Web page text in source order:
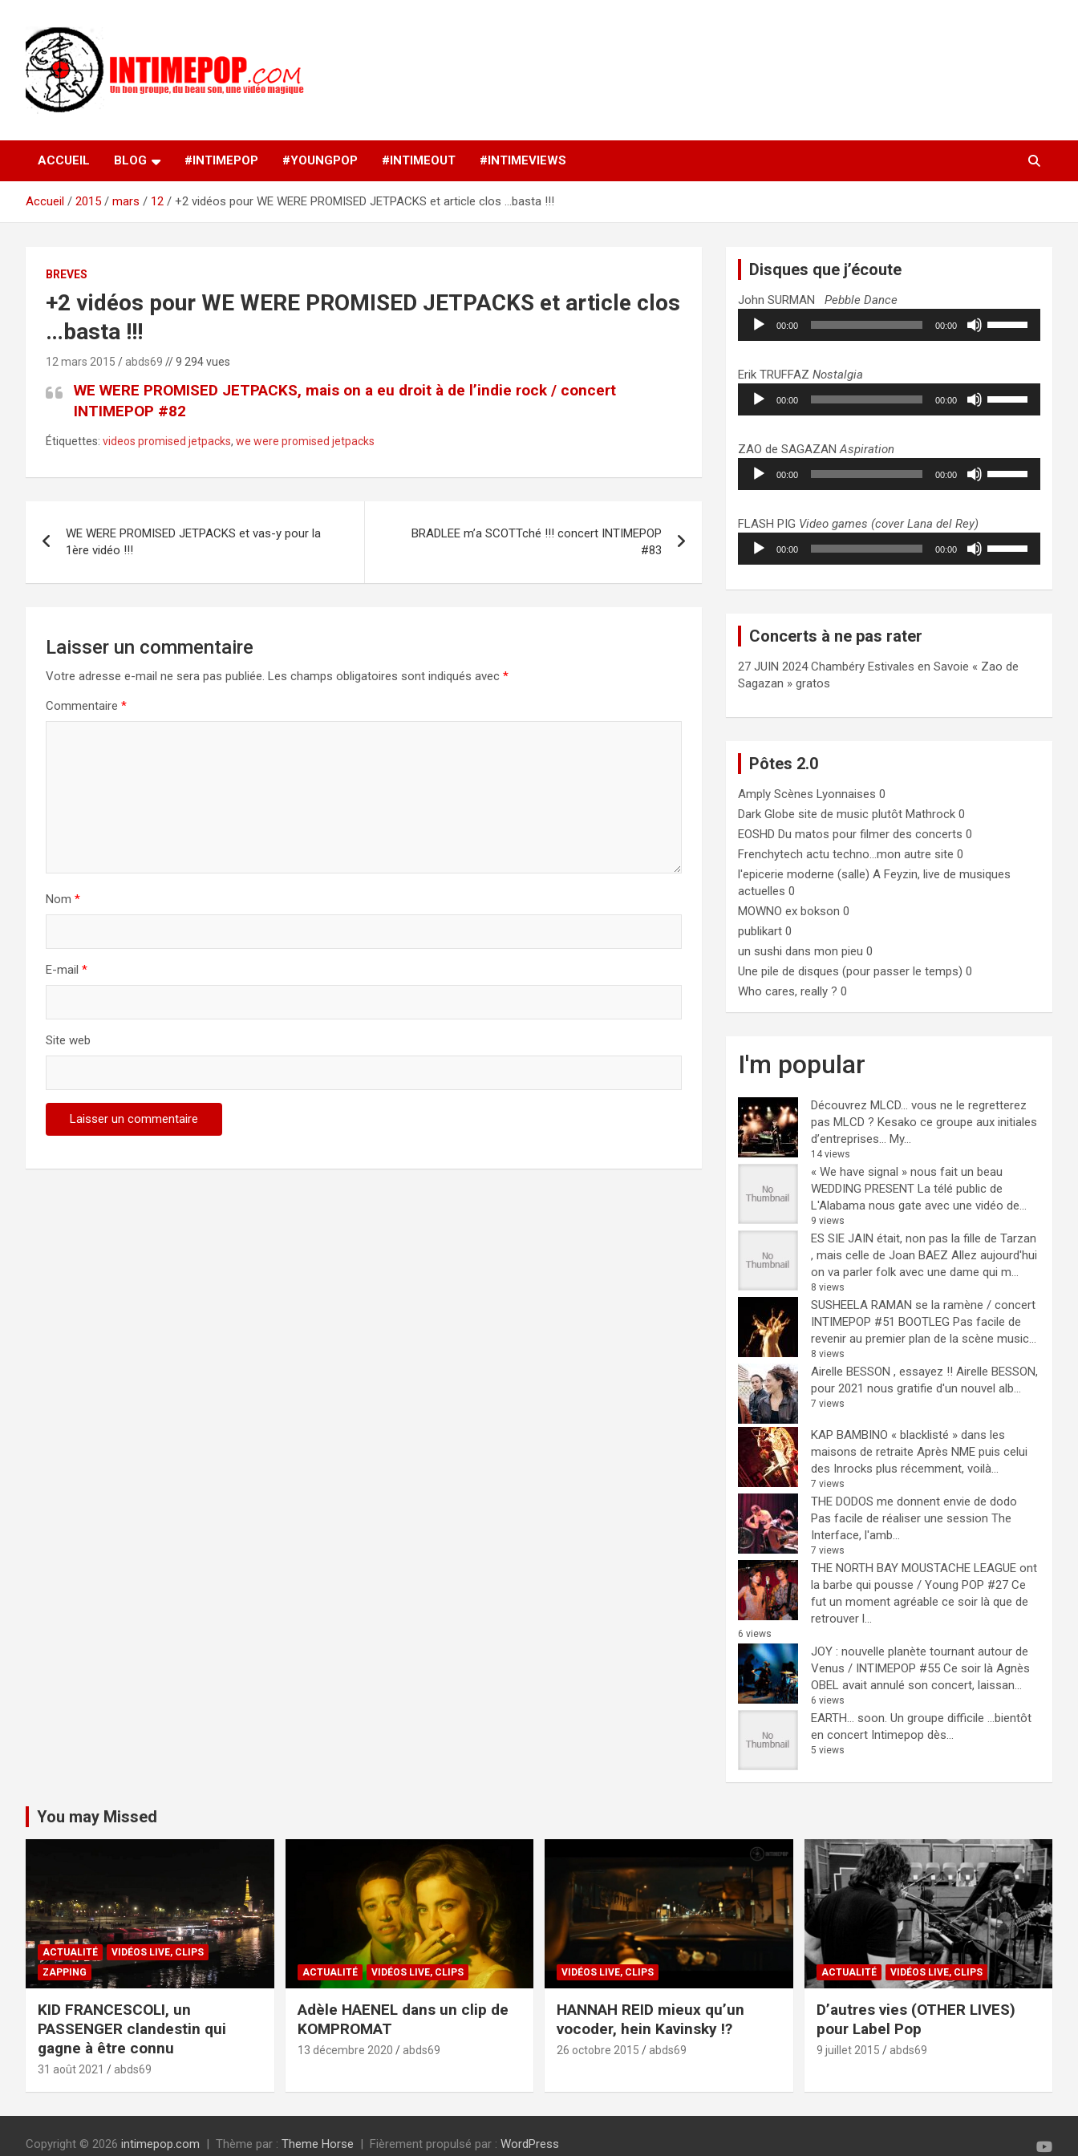
contenu
intimepop.com
musiques actuelles pop rock, post-rock, indé sur Lyon. rock pop
concert lyon
ACCUEIL BLOG #INTIMEPOP #YOUNGPOP #INTIMEOUT #INTIMEVIEWS
Accueil 2015 mars 12 +2 vidéos pour WE WERE PROMISED JETPACKS et article clos …basta !!!
BREVES
+2 vidéos pour WE WERE PROMISED JETPACKS et article clos
…basta !!!
12 mars 2015 abds69 // 9 294 vues
WE WERE PROMISED JETPACKS, mais on a eu droit à de l’indie rock / concert
INTIMEPOP #82
Étiquettes: videos promised jetpacks, we were promised jetpacks
de
l’article
WE WERE PROMISED JETPACKS et vas-y pour la
1ère vidéo !!!
BRADLEE m’a SCOTTché !!! concert INTIMEPOP
#83
Laisser un commentaire
Votre adresse e-mail ne sera pas publiée. Les champs obligatoires sont indiqués avec *
Commentaire *
Nom *
E-mail *
Site web
Disques que j’écoute
John SURMANPebble Dance
Lecteur
audio
00:00 00:00
pour
augmenter
ou
volume.
Erik TRUFFAZNostalgia
Lecteur
audio
00:00 00:00
pour
augmenter
ou
volume.
ZAO de SAGAZANAspiration
Lecteur
audio
00:00 00:00
pour
augmenter
ou
FLASH PIG Video games (cover Lana del Rey)
Lecteur
audio
00:00 00:00
haut/bas
le
Concerts à ne pas rater
27 JUIN 2024 Chambéry Estivales en Savoie « Zao de
Sagazan » gratos
Pôtes 2.0
Amply Scènes Lyonnaises 0
Dark Globe site de music plutôt Mathrock 0
EOSHD Du matos pour filmer des concerts 0
Frenchytech actu techno…mon autre site 0
l'epicerie moderne (salle) A Feyzin, live de musiques
actuelles 0
MOWNO ex bokson 0
publikart 0
un sushi dans mon pieu 0
Une pile de disques (pour passer le temps) 0
Who cares, really ? 0
I'm popular
Découvrez MLCD… vous ne le regretterez
pas MLCD ? Kesako ce groupe aux initiales
d’entreprises… My...
14 views
« We have signal » nous fait un beau
WEDDING PRESENT La télé public de
L'Alabama nous gate avec une vidéo de...
9 views
ES SIE JAIN était, non pas la fille de Tarzan
, mais celle de Joan BAEZ Allez aujourd'hui
on va parler folk avec une dame qui m...
8 views
SUSHEELA RAMAN se la ramène / concert
INTIMEPOP #51 BOOTLEG Pas facile de
revenir au premier plan de la scène music...
8 views
Airelle BESSON , essayez !! Airelle BESSON,
pour 2021 nous gratifie d'un nouvel alb...
7 views
KAP BAMBINO « blacklisté » dans les
maisons de retraite Après NME puis celui
des Inrocks plus récemment, voilà...
7 views
THE DODOS me donnent envie de dodo
Pas facile de réaliser une session The
Interface, l'amb...
7 views
THE NORTH BAY MOUSTACHE LEAGUE ont
la barbe qui pousse / Young POP #27 Ce
fut un moment agréable ce soir là que de
retrouver l...
6 views
JOY : nouvelle planète tournant autour de
Venus / INTIMEPOP #55 Ce soir là Agnès
OBEL avait annulé son concert, laissan...
6 views
EARTH… soon. Un groupe difficile ...bientôt
en concert Intimepop dès...
5 views
You may Missed
ACTUALITÉ
VIDÉOS LIVE, CLIPS
ZAPPING
KID FRANCESCOLI, un
PASSENGER clandestin qui
gagne à être connu
31 août 2021 abds69
ACTUALITÉ VIDÉOS LIVE, CLIPS
Adèle HAENEL dans un clip de
KOMPROMAT
13 décembre 2020 abds69
VIDÉOS LIVE, CLIPS
HANNAH REID mieux qu’un
vocoder, hein Kavinsky !?
26 octobre 2015 abds69
ACTUALITÉ VIDÉOS LIVE, CLIPS
D’autres vies (OTHER LIVES)
pour Label Pop
9 juillet 2015 abds69
Copyright © 2026 intimepop.com Thème par : Theme Horse Fièrement propulsé par : WordPress